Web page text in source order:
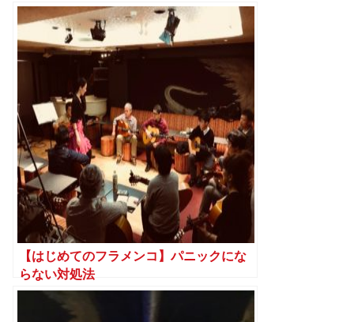
【はじめてのフラメンコ】パニックにな
らない対処法